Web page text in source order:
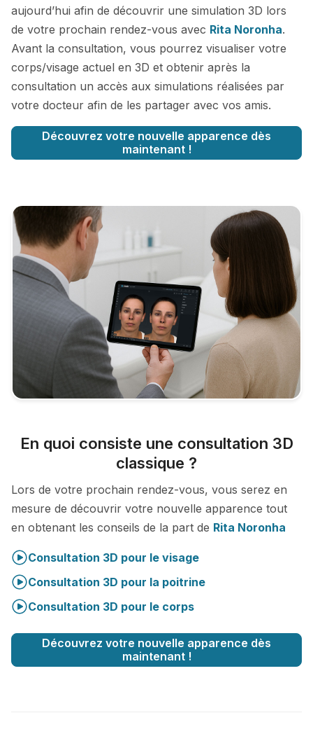
aujourd’hui afin de découvrir une simulation 3D lors
de votre prochain rendez-vous avec Rita Noronha.
Avant la consultation, vous pourrez visualiser votre
corps/visage actuel en 3D et obtenir après la
consultation un accès aux simulations réalisées par
votre docteur afin de les partager avec vos amis.
Découvrez votre nouvelle apparence dès
maintenant !
En quoi consiste une consultation 3D
classique ?
Lors de votre prochain rendez-vous, vous serez en
mesure de découvrir votre nouvelle apparence tout
en obtenant les conseils de la part de Rita Noronha
Consultation 3D pour le visage
Consultation 3D pour la poitrine
Consultation 3D pour le corps
Découvrez votre nouvelle apparence dès
maintenant !